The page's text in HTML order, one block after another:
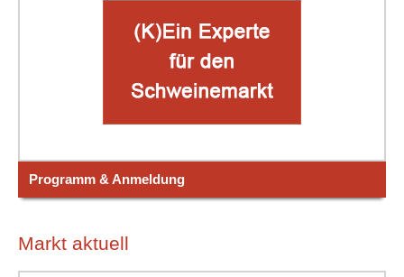
Programm & Anmeldung
Markt aktuell